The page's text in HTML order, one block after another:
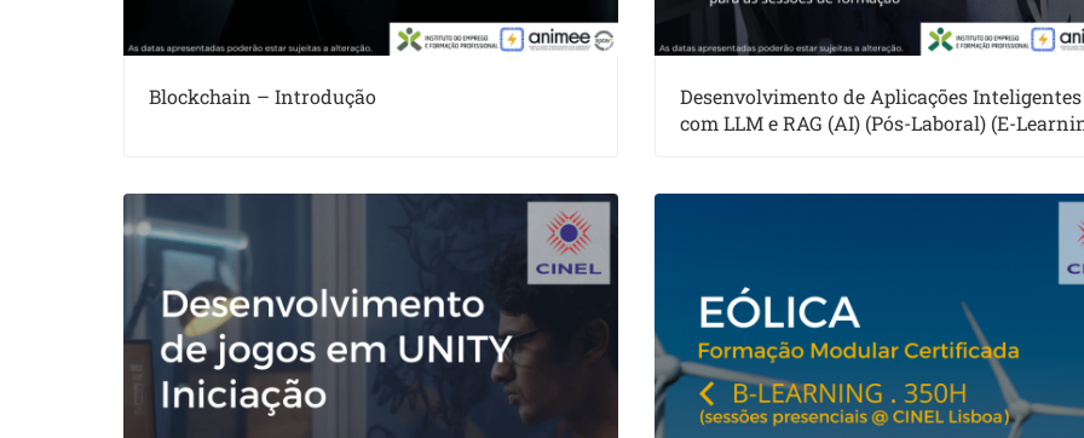
Blockchain – Introdução
Desenvolvimento de Aplicações Inteligentes
com LLM e RAG (AI) (Pós-Laboral) (E-